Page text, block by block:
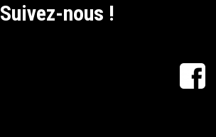
Suivez-nous !